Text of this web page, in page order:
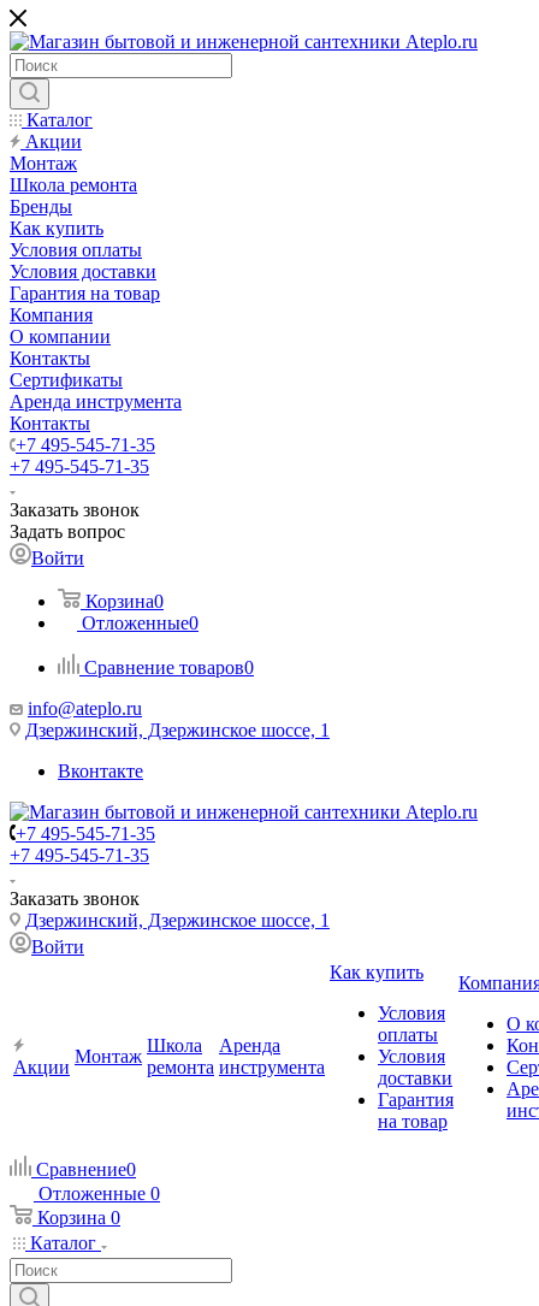
Каталог
Акции
Монтаж
Школа ремонта
Бренды
Как купить
Условия оплаты
Условия доставки
Гарантия на товар
Компания
О компании
Контакты
Сертификаты
Аренда инструмента
Контакты
+7 495-545-71-35
+7 495-545-71-35
Заказать звонок
Задать вопрос
Войти
Корзина0
Отложенные0
Сравнение товаров0
info@ateplo.ru
Дзержинский, Дзержинское шоссе, 1
Вконтакте
+7 495-545-71-35
+7 495-545-71-35
Заказать звонок
Дзержинский, Дзержинское шоссе, 1
Войти
Акции
Монтаж
Школа
ремонта
Аренда
инструмента
Как купить
Условия
оплаты
Условия
доставки
Гарантия
на товар
О
Сравнение0
Отложенные 0
Корзина 0
Каталог